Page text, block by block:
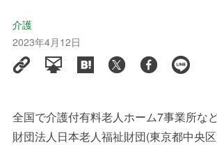
介護
2023年4月12日
全国で介護付有料老人ホーム7事業所な
財団法人日本老人福祉財団(東京都中央区